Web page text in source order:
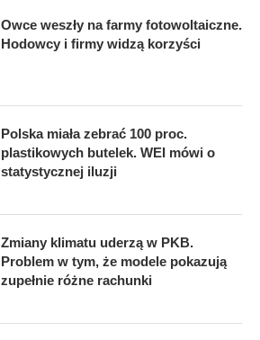
Owce weszły na farmy fotowoltaiczne.
Hodowcy i firmy widzą korzyści
Polska miała zebrać 100 proc.
plastikowych butelek. WEI mówi o
statystycznej iluzji
Zmiany klimatu uderzą w PKB.
Problem w tym, że modele pokazują
zupełnie różne rachunki